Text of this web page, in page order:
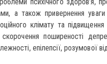
а також привернення
клімату та
поширеності
епілепсії, розумової